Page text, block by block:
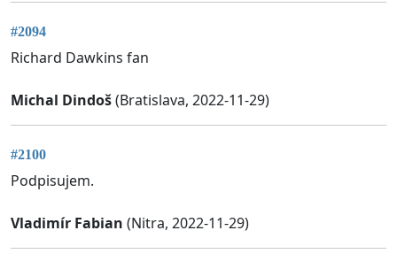
#2094
Richard Dawkins fan
Michal Dindoš(Bratislava, 2022-11-29)
#2100
Podpisujem.
Vladimír Fabian (Nitra, 2022-11-29)